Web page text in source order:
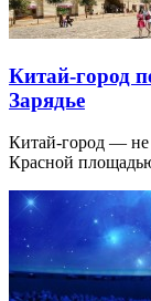
Китай-город
Зарядье
Китай-город — не
Красной